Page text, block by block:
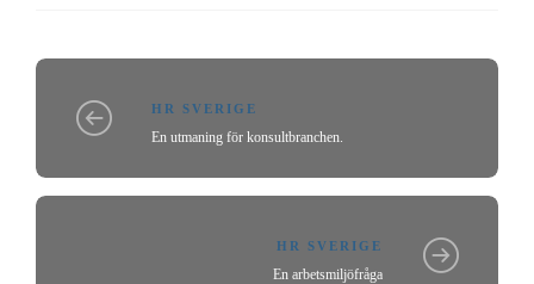
HR SVERIGE
En utmaning för konsultbranchen.
HR SVERIGE
En arbetsmiljöfråga